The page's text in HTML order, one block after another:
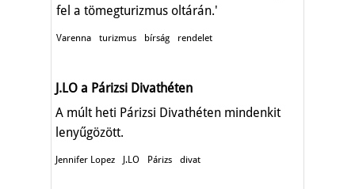
fel a tömegturizmus oltárán.'
Varenna turizmus bírság rendelet
J.LO a Párizsi Divathéten
A múlt heti Párizsi Divathéten mindenkit
lenyűgözött.
Jennifer Lopez J.LO Párizs divat